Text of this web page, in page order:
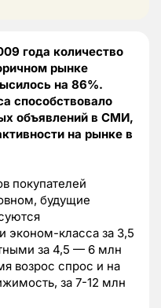
года количество
рынке
на 86%.
способствовало
объявлений в СМИ,
на рынке в
покупателей
будущие
эконом-класса за 3,5
за 4,5 — 6 млн
возрос спрос и на
за 7-12 млн